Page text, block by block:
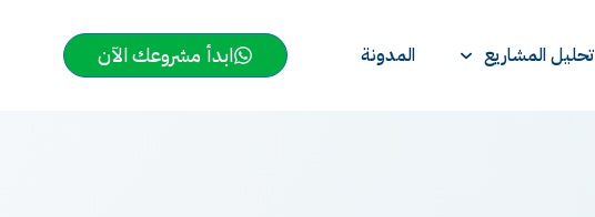
تحليل المشاريع المدونة ابدأ مشروعك الآن